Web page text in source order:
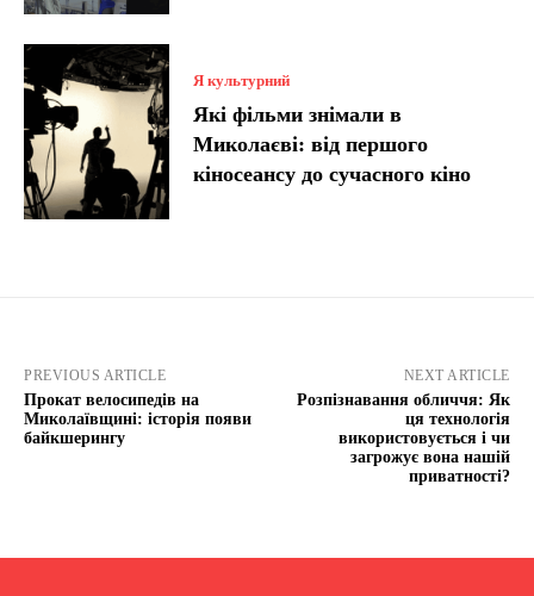
Я культурний
Які фільми знімали в
Миколаєві: від першого
кіносеансу до сучасного кіно
PREVIOUS ARTICLE
Прокат велосипедів на
Миколаївщині: історія появи
байкшерингу
NEXT ARTICLE
Розпізнавання обличчя: Як
ця технологія
використовується і чи
загрожує вона нашій
приватності?